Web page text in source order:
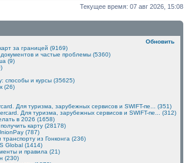
Текущее время: 07 авг 2026, 15:08
Обновить
за границей (9169)
и частые проблемы (5360)
(9)
способы и курсы (35625)
(26)
Для туризма, зарубежных сервисов и SWIFT-пе... (351)
Для туризма, зарубежных сервисов и SWIFT-пе... (312)
в 2026 (1658)
карту (28178)
(787)
из Гонконга (236)
Global (1414)
и правила (21)
(230)